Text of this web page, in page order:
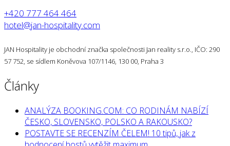
+420 777 464 464
hotel@jan-hospitality.com
JAN Hospitality je obchodní značka společnosti Jan reality s.r.o., IČO: 290
57 752, se sídlem Koněvova 107/1146, 130 00, Praha 3
Články
ANALÝZA BOOKING.COM: CO RODINÁM NABÍZÍ
ČESKO, SLOVENSKO, POLSKO A RAKOUSKO?
POSTAVTE SE RECENZÍM ČELEM! 10 tipů, jak z